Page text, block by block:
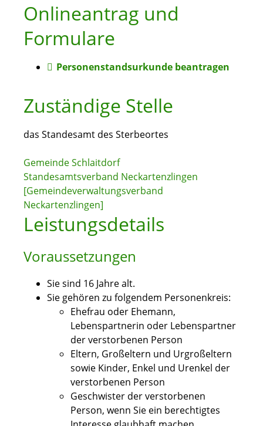
Onlineantrag und
Formulare
Personenstandsurkunde beantragen
Zuständige Stelle
das Standesamt des Sterbeortes
Gemeinde Schlaitdorf
Standesamtsverband Neckartenzlingen
[Gemeindeverwaltungsverband
Neckartenzlingen]
Leistungsdetails
Voraussetzungen
Sie sind 16 Jahre alt.
Sie gehören zu folgendem Personenkreis:
Ehefrau oder Ehemann,
Lebenspartnerin oder Lebenspartner
der verstorbenen Person
Eltern, Großeltern und Urgroßeltern
sowie Kinder, Enkel und Urenkel der
verstorbenen Person
Geschwister der verstorbenen
Person, wenn Sie ein berechtigtes